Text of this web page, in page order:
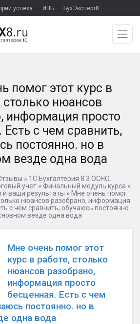
успеха ИПБ БухЭксперт8
помог этот курс в
столько нюансов
информация просто
Есть с чем сравнить,
постоянно. но в
везде одна вода
» 1C Бухгалтерия 8.3 ОСНО.
учет» Финальный модуль курса »
и ваши результаты » Мне очень помог
нюансов разобрано, информация
с чем сравнить, обучаюсь постоянно.
везде одна вода
Мне очень помог этот
курс в работе, столько
нюансов разобрано,
информация просто
бесценная. Есть с чем
постоянно. но в
одна вода